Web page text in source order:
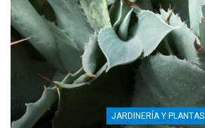
JARDINERÍA Y PLANTAS